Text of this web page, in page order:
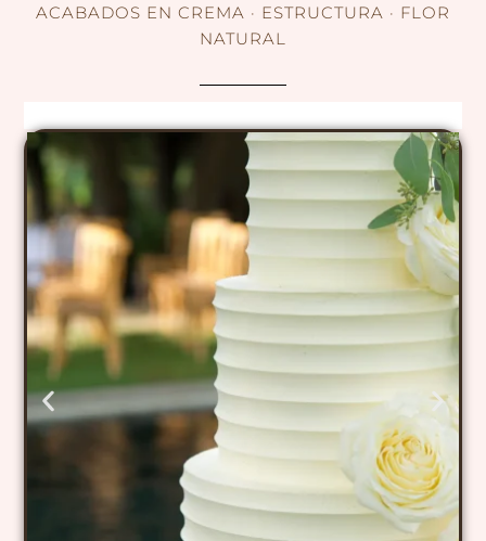
ACABADOS EN CREMA · ESTRUCTURA · FLOR
NATURAL